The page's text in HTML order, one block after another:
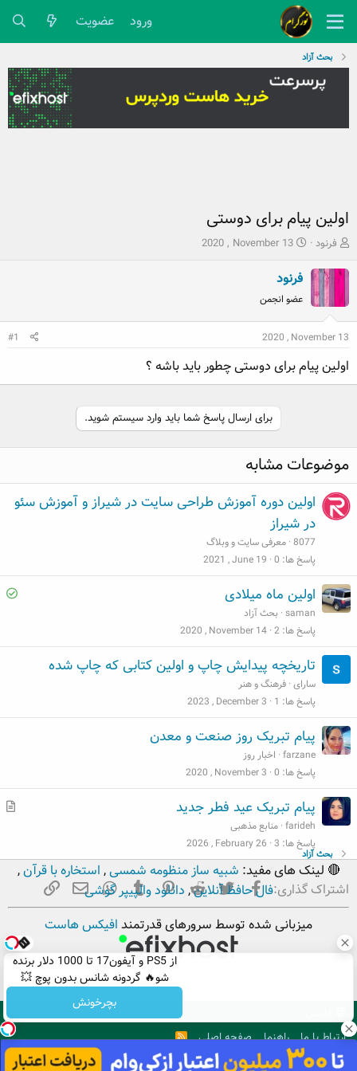
ورود عضویت
بحث آزاد
از PS5 و آیفون17 تا 1000 دلار برنده
شو🔥 گردونه شانس بدون پوچ 💥
بچرخونش
اولین پیام برای دوستی
ش
و
ک
ن
ن
ه
م
ع
فرنود
ت
ر
ی
خ
ش
ر
ع
2020 , November 13
فرنود
عضو انجمن
2020 , November 13
#1
اولین پیام برای دوستی چطور باید باشه ؟
برای ارسال پاسخ شما باید وارد سیستم شوید.
موضوعات مشابه
اولین دوره آموزش طراحی سایت در شیراز و آموزش سئو
در شیراز
8077 معرفی سایت و وبلاگ
پاسخ ها 0
2021 , June 19
S
اولین ماه میلادی
saman بحث آزاد
پاسخ ها 2
2020 , November 14
تاریخچه پیدایش چاپ و اولین کتابی که چاپ شده
سارای فرهنگ و هنر
پاسخ ها 1
2023 , December 3
پیام تبریک روز صنعت و معدن
farzane اخبار روز
پاسخ ها 0
2020 , November 3
م
پیام تبریک عید فطر جدید
farideh منابع مذهبی
پاسخ ها 3
2026 , February 26
اشتراک گذاری: فیسبوکتویتر Reddit
Pinterest
Tumblr
WhatsApp
ایمیل
بحث آزاد
🔴 لینک های مفید: شبیه ساز منظومه شمسی, استخاره با قرآن,
فال حافظ آنلاین, دانلود والپیپر گوشی
میزبانی شده توسط سرورهای قدرتمند افیکس هاست
ارتباط با ما
راهنما صفحه اصلی
R
. Copyright © 2012 - 2026